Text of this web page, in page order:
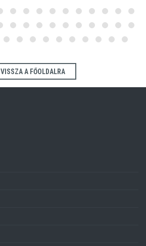
VISSZA A FŐOLDALRA